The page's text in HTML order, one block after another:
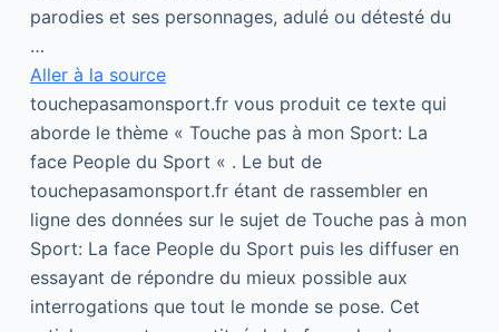
parodies et ses personnages, adulé ou détesté du
…
Aller à la source
touchepasamonsport.fr vous produit ce texte qui
aborde le thème « Touche pas à mon Sport: La
face People du Sport « . Le but de
touchepasamonsport.fr étant de rassembler en
ligne des données sur le sujet de Touche pas à mon
Sport: La face People du Sport puis les diffuser en
essayant de répondre du mieux possible aux
interrogations que tout le monde se pose. Cet